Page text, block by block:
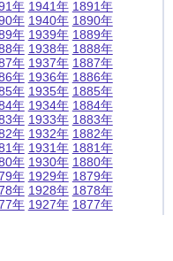
年
年
年
年
年
年
年
年
年
年
年
年
年
年
年
1941年
1940年
1939年
1938年
1937年
1936年
1935年
1934年
1933年
1932年
1931年
1930年
1929年
1928年
1927年
1891年
1890年
1889年
1888年
1887年
1886年
1885年
1884年
1883年
1882年
1881年
1880年
1879年
1878年
1877年